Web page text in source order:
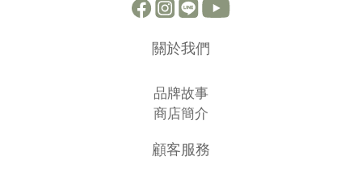
關於我們
品牌故事
商店簡介
顧客服務